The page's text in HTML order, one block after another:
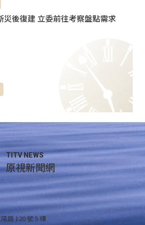
災後復建 立委前往考察盤點需求
TITV NEWS
原視新聞網
路 120 號 5 樓